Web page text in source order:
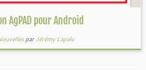
AgPAD pour Android
parJérémy Lapalu